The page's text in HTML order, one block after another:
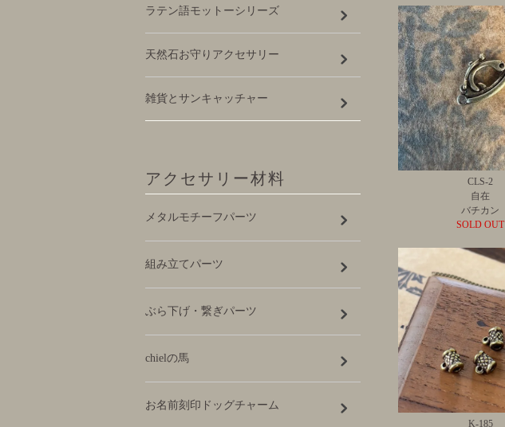
CLS-2
自在
バチカン
SOLD OUT
K-185
ラテン語モットーシリーズ
天然石お守りアクセサリー
雑貨とサンキャッチャー
アクセサリー材料
メタルモチーフパーツ
組み立てパーツ
ぶら下げ・繋ぎパーツ
chielの馬
お名前刻印ドッグチャーム